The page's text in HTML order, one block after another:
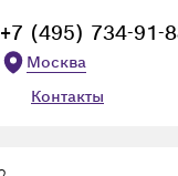
+7 (495) 734-91-
Москва
Контакты